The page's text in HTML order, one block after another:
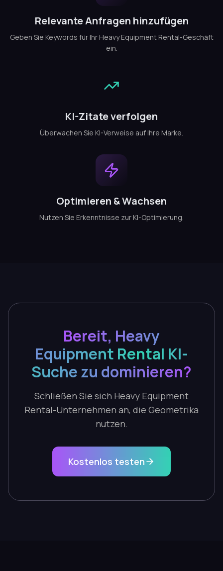
Relevante Anfragen hinzufügen
Geben Sie Keywords für Ihr Heavy Equipment Rental-Geschäft
ein.
KI-Zitate verfolgen
Überwachen Sie KI-Verweise auf Ihre Marke.
Optimieren & Wachsen
Nutzen Sie Erkenntnisse zur KI-Optimierung.
Bereit, Heavy
Equipment Rental KI-
Suche zu dominieren?
Schließen Sie sich Heavy Equipment
Rental-Unternehmen an, die Geometrika
nutzen.
Kostenlos testen